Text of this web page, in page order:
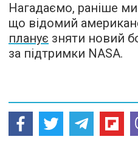
Нагадаємо, раніше
що відомий
планує зняти новий
за підтримки NASA.